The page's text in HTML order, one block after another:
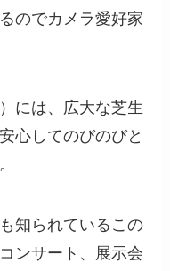
のでカメラ愛好家
には、広大な芝生
心してのびのびと
知られているこの
ンサート、展示会